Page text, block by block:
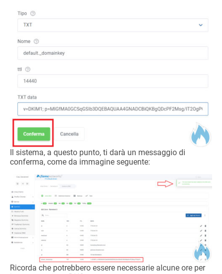
Il sistema, a questo punto, ti darà un messaggio di
conferma, come da immagine seguente:
Ricorda che potrebbero essere necessarie alcune ore per